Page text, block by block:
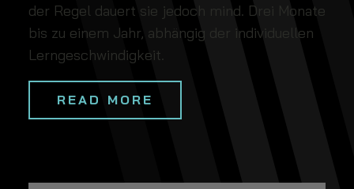
der Regel dauert sie jedoch mind. Drei Monate
bis zu einem Jahr, abhängig der individuellen
Lerngeschwindigkeit.
READ MORE